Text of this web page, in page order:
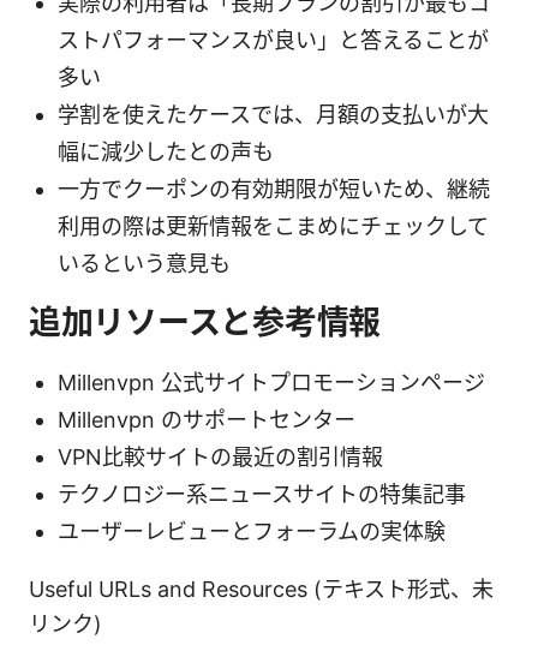
ストパフォーマンスが良い」と答えることが
多い
学割を使えたケースでは、月額の支払いが大
幅に減少したとの声も
一方でクーポンの有効期限が短いため、継続
利用の際は更新情報をこまめにチェックして
いるという意見も
追加リソースと参考情報
Millenvpn 公式サイトプロモーションページ
Millenvpn のサポートセンター
VPN比較サイトの最近の割引情報
テクノロジー系ニュースサイトの特集記事
ユーザーレビューとフォーラムの実体験
Useful URLs and Resources (テキスト形式、未
リンク)